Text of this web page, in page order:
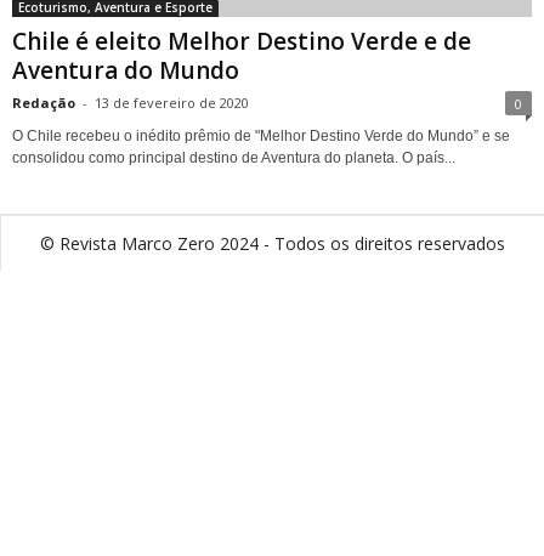
Ecoturismo, Aventura e Esporte
Chile é eleito Melhor Destino Verde e de
Aventura do Mundo
Redação - 13 de fevereiro de 2020 0
O Chile recebeu o inédito prêmio de "Melhor Destino Verde do Mundo” e se
consolidou como principal destino de Aventura do planeta. O país...
© Revista Marco Zero 2024 - Todos os direitos reservados